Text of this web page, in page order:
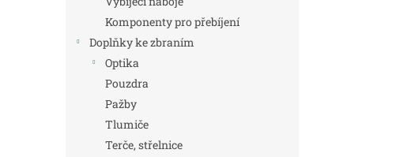
Komponenty pro přebíjení
Doplňky ke zbraním
Optika
Pouzdra
Pažby
Tlumiče
Terče, střelnice